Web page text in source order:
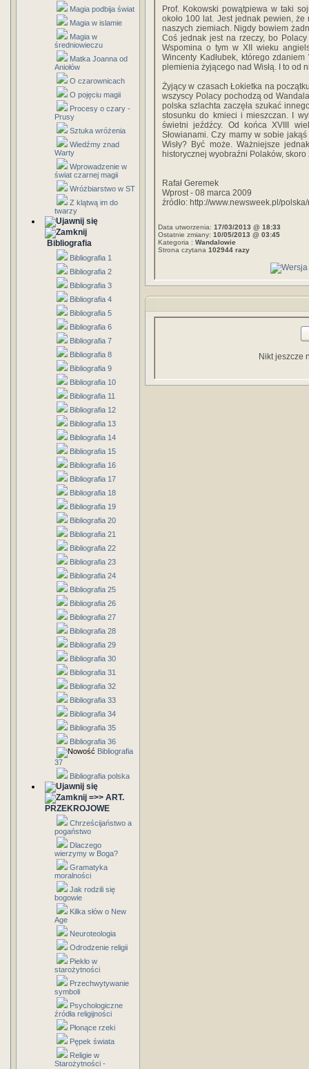
Magia podbija świat
Magia w islamie
Magia w
średniowieczu
Matka Joanna od
Aniołów
O czarownicach
O pojęciu magii
Procesy o czary -
Prusy
Sztuka wróżenia
Wiedźmy znad
Warty
Wprowadzenie w
świat czarnej magii
Wróżbiarstwo w ST
Z klątwą im do
twarzy
Bibliografia
Bibliografia 1
Bibliografia 2
Bibliografia 3
Bibliografia 4
Bibliografia 5
Bibliografia 6
Bibliografia 7
Bibliografia 8
Bibliografia 9
Bibliografia 10
Bibliografia 11
Bibliografia 12
Bibliografia 13
Bibliografia 14
Bibliografia 15
Bibliografia 16
Bibliografia 17
Bibliografia 18
Bibliografia 19
Bibliografia 20
Bibliografia 21
Bibliografia 22
Bibliografia 23
Bibliografia 24
Bibliografia 25
Bibliografia 26
Bibliografia 27
Bibliografia 28
Bibliografia 29
Bibliografia 30
Bibliografia 31
Bibliografia 32
Bibliografia 33
Bibliografia 34
Bibliografia 35
Bibliografia 36
Bibliografia
37
Bibliografia polska
=>> ART.
PRZEKROJOWE
Chrześcijaństwo a
pogaństwo
Dlaczego
wierzymy w Boga?
Gramatyka
moralności
Jak rodzili się
bogowie
Kilka słów o New
Age
Neuroteologia
Odrodzenie religii
Piekło w
starożytności
Przechwytywanie
symboli
Psychologiczne
źródła religijności
Płonące rzeki
Pępek świata
Religie w
Starożytności -
Prof. Kokowski powątpiewa w taki
około 100 lat. Jest jednak pewien,
naszych ziemiach. Nigdy bowiem
Coś jednak jest na rzeczy, bo
Wspomina o tym w XII wieku
Wincenty Kadłubek, którego
plemienia żyjącego nad Wisłą. I to od
Żyjący w czasach Łokietka na
wszyscy Polacy pochodzą od
polska szlachta zaczęła szukać
stosunku do kmieci i mieszczan. I
świetni jeźdźcy. Od końca XVIII
Słowianami. Czy mamy w sobie
Wisły? Być może. Ważniejsze
historycznej wyobraźni Polaków,
Rafał Geremek
Wprost - 08 marca 2009
źródło: http://www.newsweek.pl/
Data utworzenia: 17/03/2013 @ 18:33
Ostatnie zmiany: 10/05/2013 @ 03:45
Kategoria : Wandalowie
Strona czytana 102944 razy
Nikt jeszcze